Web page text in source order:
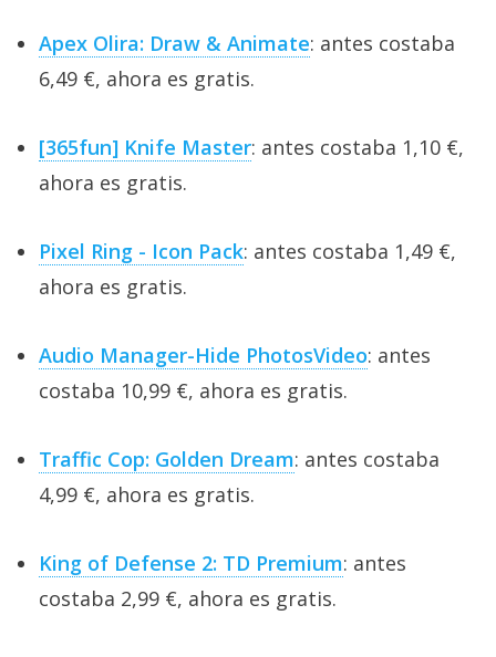
Apex Olira: Draw & Animate: antes costaba
6,49 €, ahora es gratis.
[365fun] Knife Master: antes costaba 1,10 €,
ahora es gratis.
Pixel Ring - Icon Pack: antes costaba 1,49 €,
ahora es gratis.
Audio Manager-Hide PhotosVideo: antes
costaba 10,99 €, ahora es gratis.
Traffic Cop: Golden Dream: antes costaba
4,99 €, ahora es gratis.
King of Defense 2: TD Premium: antes
costaba 2,99 €, ahora es gratis.